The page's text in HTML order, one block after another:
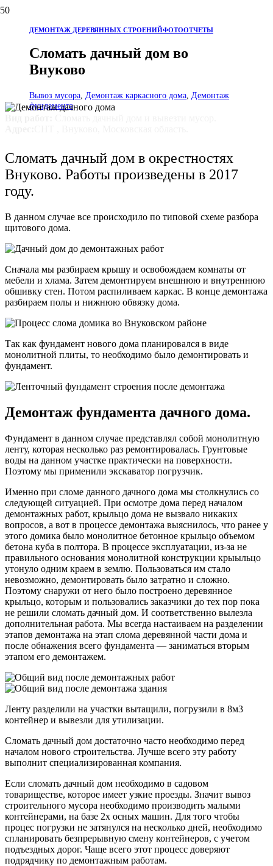
ДЕМОНТАЖ ДЕРЕВЯННЫХ СТРОЕНИЙФОТООТЧЕТЫ
Сломать дачный дом во
Внуково
Вывоз мусора, Демонтаж каркасного дома, Демонтаж
фундамента
Сломать дачный дом в окрестностях
Внуково. Работы произведены в 2017
году.
В данном случае все происходило по типовой схеме разбора
щитового дома.
Сначала мы разбираем крышу и освобождаем комнаты от
мебели и хлама. Затем демонтируем внешнюю и внутреннюю
обшивку стен. Потом распиливаем каркас. В конце демонтажа
разбираем полы и нижнюю обвязку дома.
Так как фундамент нового дома планировался в виде
монолитной плиты, то необходимо было демонтировать и
фундамент.
Демонтаж фундамента дачного дома.
Фундамент в данном случае представлял собой монолитную
ленту, которая несколько раз ремонтировалась. Грунтовые
воды на данном участке практически на поверхности.
Поэтому мы применили экскаватор погрузчик.
Именно при сломе данного дачного дома мы столкнулись со
следующей ситуацией. При осмотре дома перед началом
демонтажных работ, крыльцо дома не вызвало никаких
вопросов, а вот в процессе демонтажа выяснилось, что ранее у
этого домика было монолитное бетонное крыльцо объемом
бетона куба в полтора. В процессе эксплуатации, из-за не
правильного основания монолитной конструкции крыыльцо
утонуло одним краем в землю. Пользоваться им стало
невозможно, демонтировать было затратно и сложно.
Поэтому снаружи от него было построено деревянное
крыльцо, которым и пользовались заказчики до тех пор пока
не решили сломать дачный дом. И соответственно вылезла
дополнительная работа. Мы всегда настаиваем на разделении
этапов демонтажа на этап слома деревянной части дома и
после обнажения всего фундамента — заниматься вторым
этапом его демонтажем.
Ленту разделили на участки вытащили, погрузили в 8м3
контейнер и вывезли для утилизации.
Сломать дачный дом достаточно часто необходимо перед
началом нового строительства. Лучше всего эту работу
выполнит специализированная компания.
Если сломать дачный дом необходимо в садовом
товариществе, которое имеет узкие проезды. Значит вывоз
строительного мусора необходимо производить малыми
контейнерами, на базе 2х осных машин. Для того чтобы
процес погрузки не затянулся на несколько дней, необходимо
спланировать безпрерывную смену контейнеров, с учетом
подъездных дорог. Чаще всего этот процесс доверяют
подрядчику по демонтажным работам.